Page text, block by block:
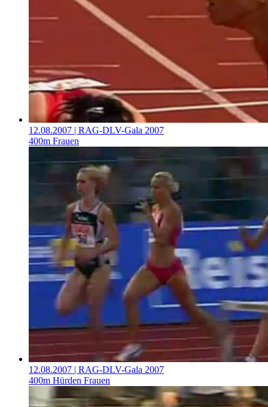
12.08.2007 | RAG-DLV-Gala 2007
400m Frauen
12.08.2007 | RAG-DLV-Gala 2007
400m Hürden Frauen